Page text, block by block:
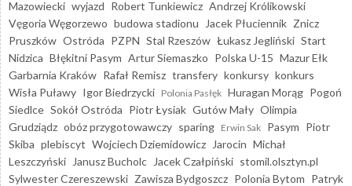
Mazowiecki wyjazd Robert Tunkiewicz Andrzej Królikowski
Vęgoria Węgorzewo budowa stadionu Jacek Płuciennik Znicz
Pruszków Ostróda PZPN Stal Rzeszów Łukasz Jegliński Start
Nidzica Błękitni Pasym Artur Siemaszko Polska U-15 Mazur Ełk
Garbarnia Kraków Rafał Remisz transfery konkursy konkurs
Wisła Puławy Igor Biedrzycki Polonia Pasłęk Huragan Morąg Pogoń
Siedlce Sokół Ostróda Piotr Łysiak Gutów Mały Olimpia
Grudziądz obóz przygotowawczy sparing Erwin Sak Pasym Piotr
Skiba plebiscyt Wojciech Dziemidowicz Jarocin Michał
Leszczyński
Janusz Bucholc Jacek Czałpiński stomil.olsztyn.pl
Sylwester Czereszewski Zawisza Bydgoszcz Polonia Bytom Patryk